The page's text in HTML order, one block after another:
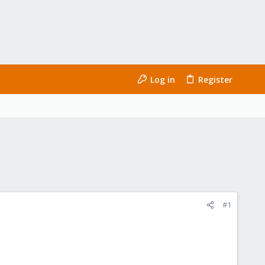
Log in Register
#1